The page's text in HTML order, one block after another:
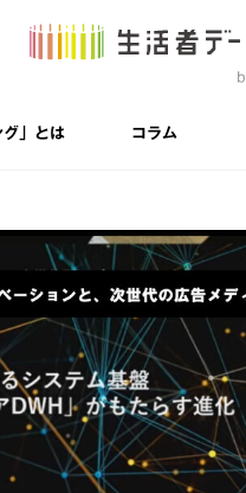
グ」とは コラム